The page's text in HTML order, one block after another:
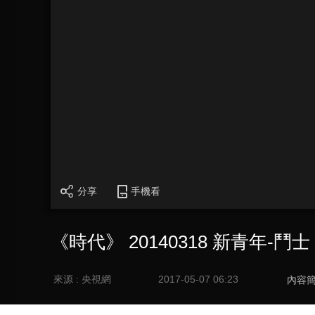
分享 手機看
《時代》 20140318 新青年-鬥士
來源 : 央視網 2017-05-07 06:23 內容